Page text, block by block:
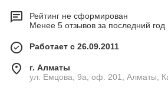
Рейтинг не сформирован
Менее 5 отзывов за последний год
Работает с 26.09.2011
г. Алматы
ул. Емцова, 9а, оф. 201, Алматы,